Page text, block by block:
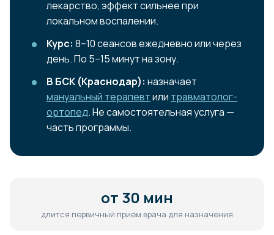
лекарство, эффект сильнее при
локальном воспалении.
Курс: 8–10 сеансов ежедневно или через
день. По 5–15 минут на зону.
В БСК (Краснодар): назначает
мануальный терапевтили травматолог-
ортопед. Не самостоятельная услуга —
часть программы.
от 30 мин
длится первичный приём врача для назначения